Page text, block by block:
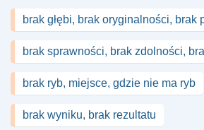
brak głębi, brak oryginalności, brak
brak sprawności, brak zdolności,
brak ryb, miejsce, gdzie nie ma ryb
brak wyniku, brak rezultatu